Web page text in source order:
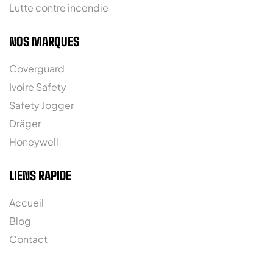
Lutte contre incendie
NOS MARQUES
Coverguard
Ivoire Safety
Safety Jogger
Dräger
Honeywell
LIENS RAPIDE
Accueil
Blog
Contact